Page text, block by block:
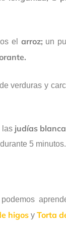
el arroz; un
verduras y
las judías
5 minutos.
higos y Torta